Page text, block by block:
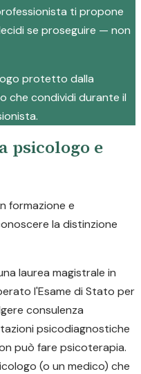
ti propone
se proseguire — non
protetto dalla
che condividi durante il
psicologo e
formazione e
la distinzione
laurea magistrale in
l'Esame di Stato per
consulenza
psicodiagnostiche
può fare psicoterapia.
(o un medico) che